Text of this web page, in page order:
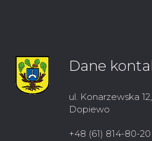
Dane
ul. Konarzewska
Dopiewo
+48 (61) 814-80-20